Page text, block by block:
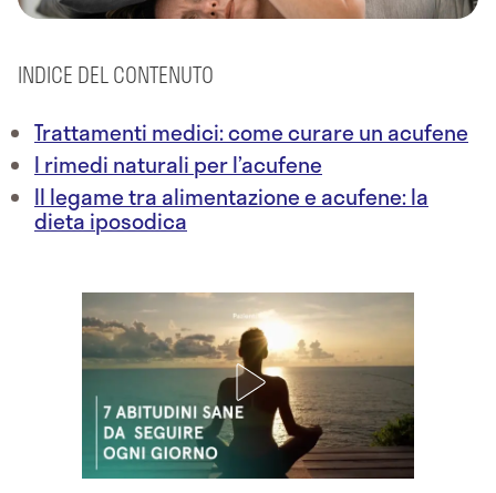
INDICE DEL CONTENUTO
Trattamenti medici: come curare un acufene
I rimedi naturali per l’acufene
Il legame tra alimentazione e acufene: la
dieta iposodica